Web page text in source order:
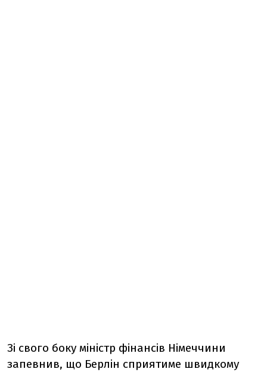
Зі свого боку міністр фінансів Німеччини
запевнив, що Берлін сприятиме швидкому